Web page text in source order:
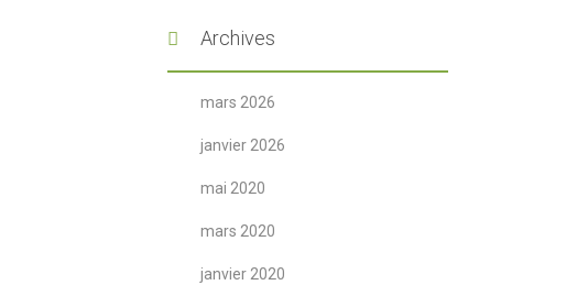
Archives
mars 2026
janvier 2026
mai 2020
mars 2020
janvier 2020